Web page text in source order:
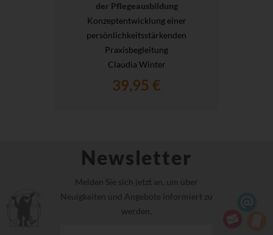
der Pflegeausbildung
Konzeptentwicklung einer
persönlichkeitsstärkenden
Praxisbegleitung
Claudia Winter
39,95 €
Newsletter
Melden Sie sich jetzt an, um über
Neuigkeiten und Angebote informiert zu
werden.